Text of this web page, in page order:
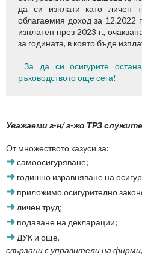
да си изплати като личен
облагаемия доход за 12.2022
изплатен през 2023 г.,
за годината, в която бъде
За да си осигурите
ръководството още сега!
Уважаеми г-н/ г-жо ТРЗ
От множеството казуси за:
➜самоосигуряване;
➜ годишно изравняване на
➜ приложимо осигурително
➜ личен труд;
➜ подаване на декларации;
➜ ДУК и още,
свързани с управители на